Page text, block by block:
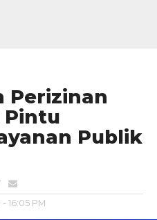
Perizinan
Pintu
Publik
- 16:05 PM